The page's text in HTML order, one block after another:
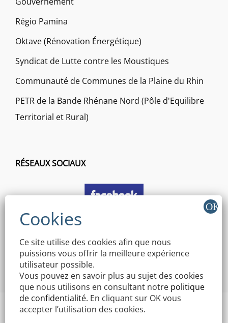
Régio Pamina
Oktave (Rénovation Énergétique)
Syndicat de Lutte contre les Moustiques
Communauté de Communes de la Plaine du Rhin
PETR de la Bande Rhénane Nord (Pôle d'Equilibre
Territorial et Rural)
RÉSEAUX SOCIAUX
Copyright © 2026 Mairie Mothern | Signify By
Ce site utilise des cookies afin que nous
puissions vous offrir la meilleure expérience
utilisateur possible.
Vous pouvez en savoir plus au sujet des cookies
que nous utilisons en consultant notre politique
de confidentialité. En cliquant sur OK vous
accepter l’utilisation des cookies.